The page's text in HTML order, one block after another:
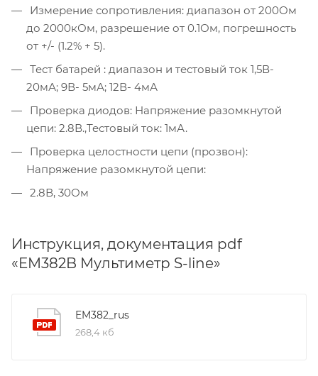
Измерение сопротивления: диапазон от 200Ом
до 2000кОм, разрешение от 0.1Ом, погрешность
от +/- (1.2% + 5).
Тест батарей : диапазон и тестовый ток 1,5В-
20мА; 9В- 5мА; 12В- 4мА
Проверка диодов: Напряжение разомкнутой
цепи: 2.8В.,Тестовый ток: 1мА.
Проверка целостности цепи (прозвон):
Напряжение разомкнутой цепи:
2.8В, 30Ом
Инструкция, документация pdf
«EM382B Мультиметр S-line»
EM382_rus
268,4 кб